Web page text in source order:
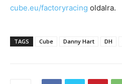
cube.eu/factoryracing oldalra.
TAGS Cube Danny Hart DH